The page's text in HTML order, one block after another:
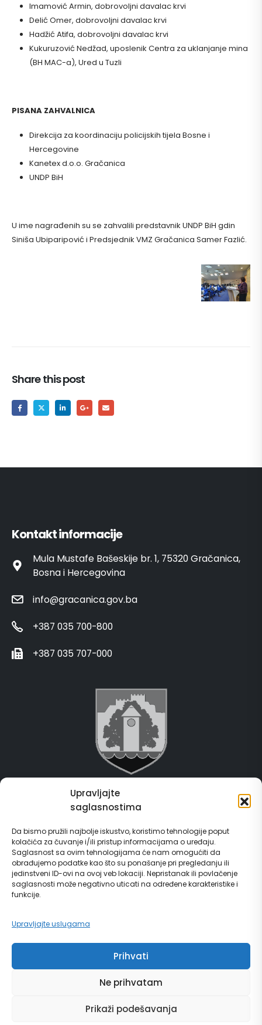
Upravljajte
saglasnostima
Da bismo pružili najbolje iskustvo, koristimo tehnologije poput
kolačića za čuvanje i/ili pristup informacijama o uređaju.
Saglasnost sa ovim tehnologijama će nam omogućiti da
obrađujemo podatke kao što su ponašanje pri pregledanju ili
jedinstveni ID-ovi na ovoj veb lokaciji. Nepristanak ili povlačenje
saglasnosti može negativno uticati na određene karakteristike i
funkcije.
Upravljajte uslugama
Prihvati
Ne prihvatam
Prikaži podešavanja
Imamović Armin, dobrovoljni davalac krvi
Delić Omer, dobrovoljni davalac krvi
Hadžić Atifa, dobrovoljni davalac krvi
Kukuruzović Nedžad, uposlenik Centra za uklanjanje mina
(BH MAC-a), Ured u Tuzli
PISANA ZAHVALNICA
Direkcija za koordinaciju policijskih tijela Bosne i
Hercegovine
Kanetex d.o.o. Gračanica
UNDP BiH
U ime nagrađenih su se zahvalili predstavnik UNDP BiH gdin
Siniša Ubiparipović i Predsjednik VMZ Gračanica Samer Fazlić.
Share this post
Kontakt informacije
Mula Mustafe Bašeskije br. 1, 75320 Gračanica,
Bosna i Hercegovina
info@gracanica.gov.ba
+387 035 700-800
+387 035 707-000
Grad Gračanica
E-Matičar
72 sata sistem
Invest in Gračanica
Vodič za građane
Futura Multimedia d.o.o. Tuzla